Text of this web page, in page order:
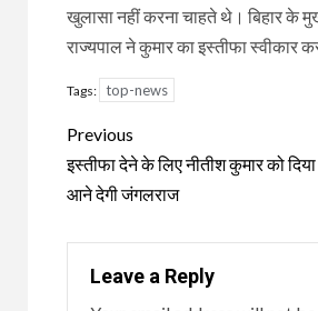
खुलासा नहीं करना चाहते थे। बिहार के
राज्यपाल ने कुमार का इस्तीफा स्वीकार
Tags: top-news
Continue
Reading
Previous
इस्तीफा देने के लिए नीतीश कुमार को
आने देगी जंगलराज
Leave a Reply